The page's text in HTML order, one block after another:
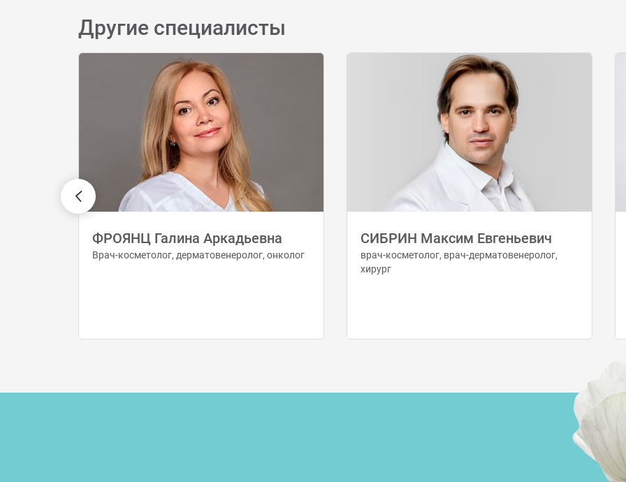
Другие специалисты
ФРОЯНЦ Галина Аркадьевна
Врач-косметолог, дерматовенеролог, онколог
СИБРИН Максим Евгеньевич
врач-косметолог, врач-дерматовенеролог,
хирург